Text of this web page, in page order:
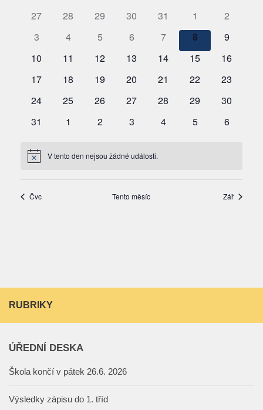
RUBRIKY
ÚŘEDNÍ DESKA
Škola končí v pátek 26.6. 2026
Výsledky zápisu do 1. tříd